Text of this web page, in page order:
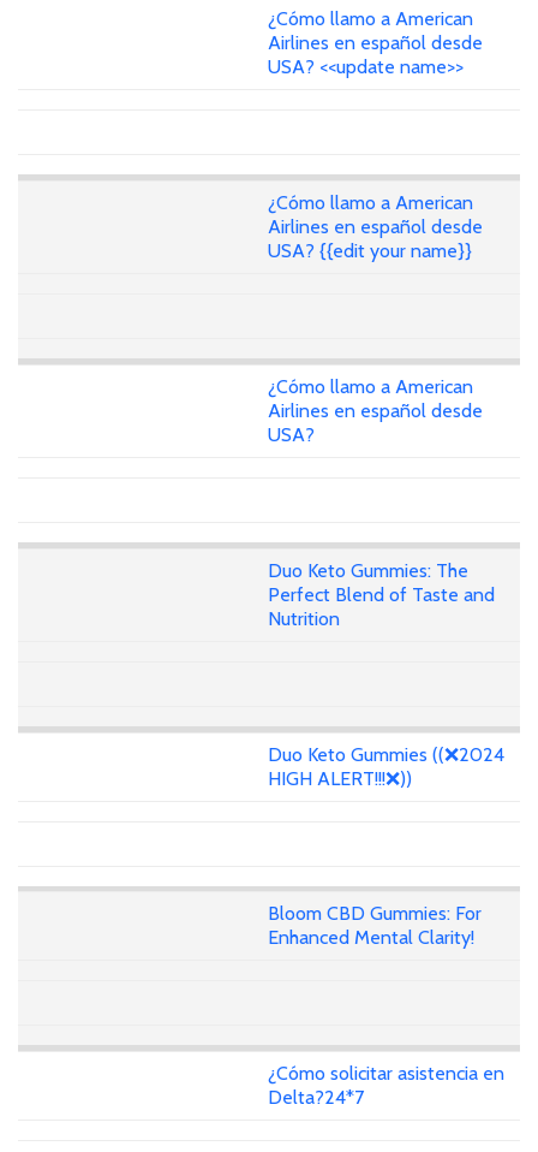
¿Cómo llamo a American
Airlines en español desde
USA? <<update name>>
¿Cómo llamo a American
Airlines en español desde
USA? {{edit your name}}
¿Cómo llamo a American
Airlines en español desde
USA?
Duo Keto Gummies: The
Perfect Blend of Taste and
Nutrition
Duo Keto Gummies ((❌2024
HIGH ALERT!!!❌))
Bloom CBD Gummies: For
Enhanced Mental Clarity!
¿Cómo solicitar asistencia en
Delta?24*7